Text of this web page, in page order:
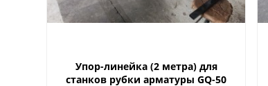
Упор-линейка (2 метра) для
станков рубки арматуры GQ-50